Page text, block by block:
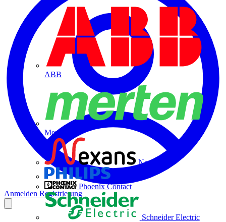
ABB
Merten
Nexans
Phoenix Contact
Schneider Electric
Anmelden Registrierung